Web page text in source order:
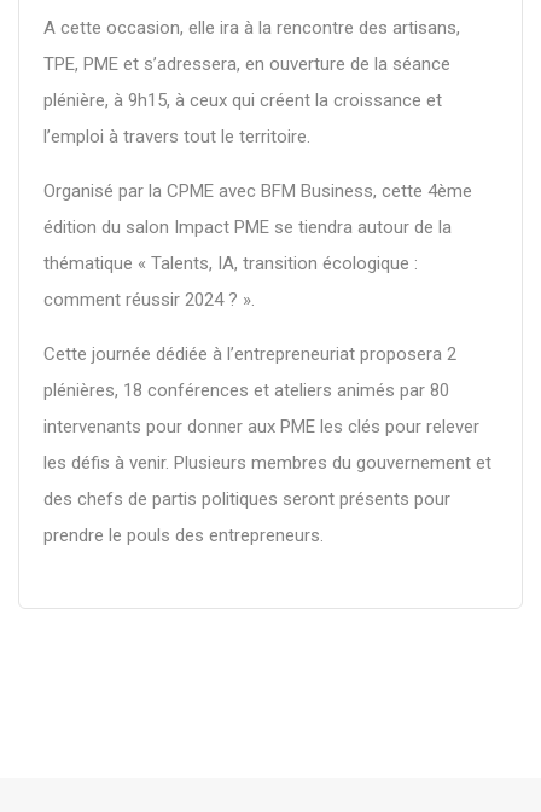
A cette occasion, elle ira à la rencontre des artisans,
TPE, PME et s’adressera, en ouverture de la séance
plénière, à 9h15, à ceux qui créent la croissance et
l’emploi à travers tout le territoire.
Organisé par la CPME avec BFM Business, cette 4ème
édition du salon Impact PME se tiendra autour de la
thématique « Talents, IA, transition écologique :
comment réussir 2024 ? ».
Cette journée dédiée à l’entrepreneuriat proposera 2
plénières, 18 conférences et ateliers animés par 80
intervenants pour donner aux PME les clés pour relever
les défis à venir. Plusieurs membres du gouvernement et
des chefs de partis politiques seront présents pour
prendre le pouls des entrepreneurs.